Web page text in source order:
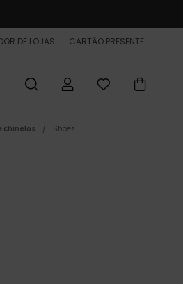
DE LOJAS CARTÃO PRESENTE
chinelos Shoes